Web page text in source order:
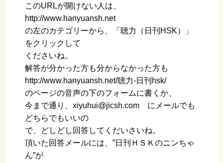
このURLが開けない人は、
http://www.hanyuansh.net
の左のカテゴリーから、「聴力（日刊HSK）」
をクリックして
くださいね。
解答が分かった方も分からなかった方も
http://www.hanyuansh.net/聴力-日刊hsk/
のページの音声の下のフォームに書くか、
今まで通り、xiyuhui@jicsh.com にメールでも
どちらでもいいの
で、どしどし回答してくだいさいね。
頂いた回答メールには、”日刊ＨＳＫのニンちゃ
ん”が